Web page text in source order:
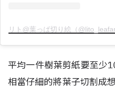
リト@葉っぱ切り絵（
平均一件樹葉剪紙要至少
相當仔細的將葉子切割成